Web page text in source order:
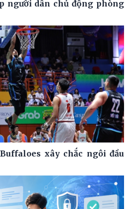
người dân chủ động phòng
xây chắc ngôi đầu